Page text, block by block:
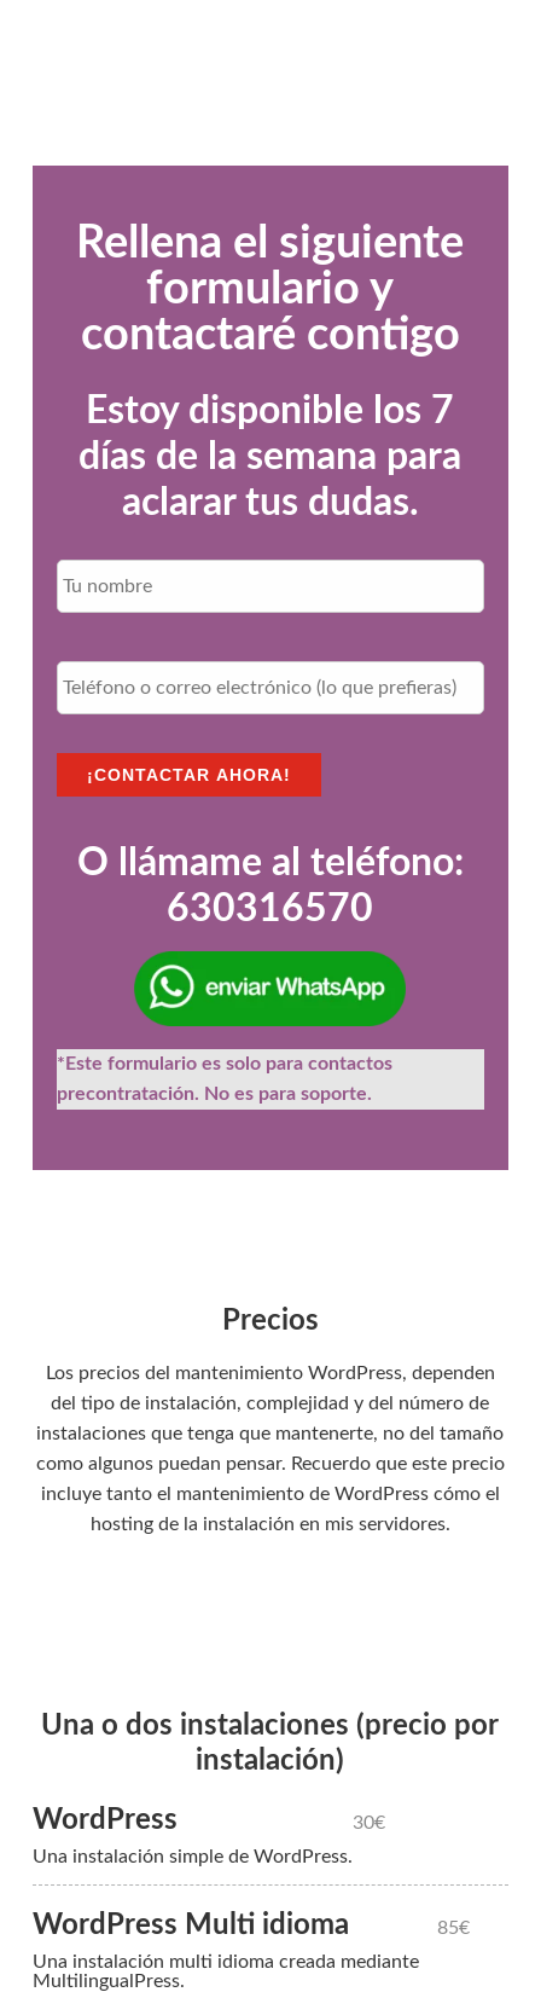
Rellena el siguiente
formulario y
contactaré contigo
Estoy disponible los 7
días de la semana para
aclarar tus dudas.
N
o
m
e
T
e
l
f
n
l
e
c
ó
¡CONTACTAR AHORA!
O llámame al teléfono:
630316570
*Este formulario es solo para contactos
precontratación. No es para soporte.
Precios
Los precios del mantenimiento WordPress, dependen
del tipo de instalación, complejidad y del número de
instalaciones que tenga que mantenerte, no del tamaño
como algunos puedan pensar. Recuerdo que este precio
incluye tanto el mantenimiento de WordPress cómo el
hosting de la instalación en mis servidores.
Una o dos instalaciones (precio por
instalación)
WordPress
Una instalación simple de WordPress.
30€
WordPress Multi idioma
Una instalación multi idioma creada mediante
MultilingualPress.
85€